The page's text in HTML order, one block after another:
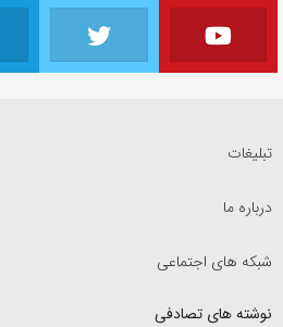
تبلیغات
درباره ما
شبکه های اجتماعی
نوشته های تصادفی